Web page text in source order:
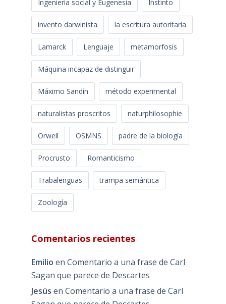
Ingeniería social y Eugenesia Instinto
invento darwinista la escritura autoritaria
Lamarck Lenguaje metamorfosis
Máquina incapaz de distinguir
Máximo Sandín método experimental
naturalistas proscritos naturphilosophie
Orwell OSMNS padre de la biología
Procrusto Romanticismo
Trabalenguas trampa semántica
Zoología
Comentarios recientes
Emilio en Comentario a una frase de Carl
Sagan que parece de Descartes
Jesús en Comentario a una frase de Carl